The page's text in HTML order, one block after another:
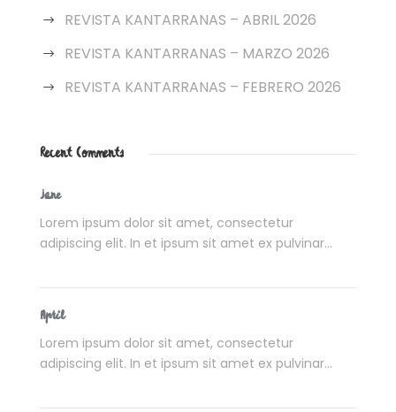
REVISTA KANTARRANAS – ABRIL 2026
REVISTA KANTARRANAS – MARZO 2026
REVISTA KANTARRANAS – FEBRERO 2026
Recent Comments
Jane
Lorem ipsum dolor sit amet, consectetur
adipiscing elit. In et ipsum sit amet ex pulvinar...
April
Lorem ipsum dolor sit amet, consectetur
adipiscing elit. In et ipsum sit amet ex pulvinar...